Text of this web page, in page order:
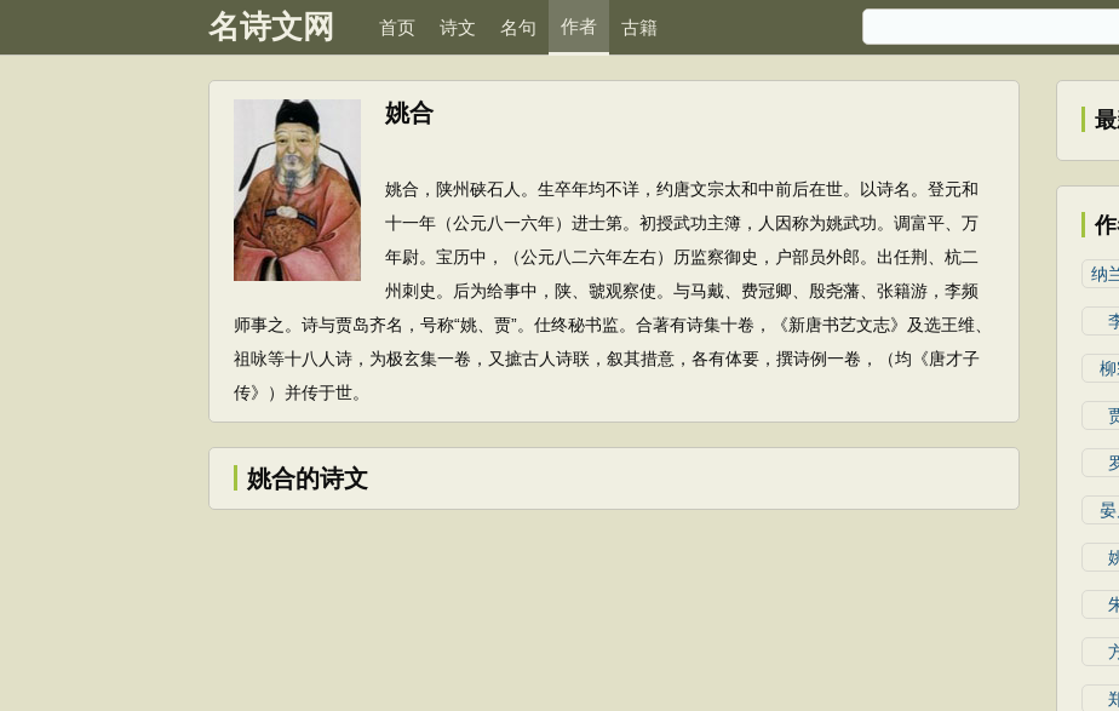
名诗文网 首页 诗文 名句 作者 古籍
姚合
姚合，陕州硖石人。生卒年均不详，约唐文宗太和中前后在世。以诗名。登元和
十一年（公元八一六年）进士第。初授武功主簿，人因称为姚武功。调富平、万
年尉。宝历中，（公元八二六年左右）历监察御史，户部员外郎。出任荆、杭二
州刺史。后为给事中，陕、虢观察使。与马戴、费冠卿、殷尧藩、张籍游，李频
师事之。诗与贾岛齐名，号称“姚、贾”。仕终秘书监。合著有诗集十卷，《新唐书艺文志》及选王维、
祖咏等十八人诗，为极玄集一卷，又摭古人诗联，叙其措意，各有体要，撰诗例一卷，（均《唐才子
传》）并传于世。
姚合的诗文
纳